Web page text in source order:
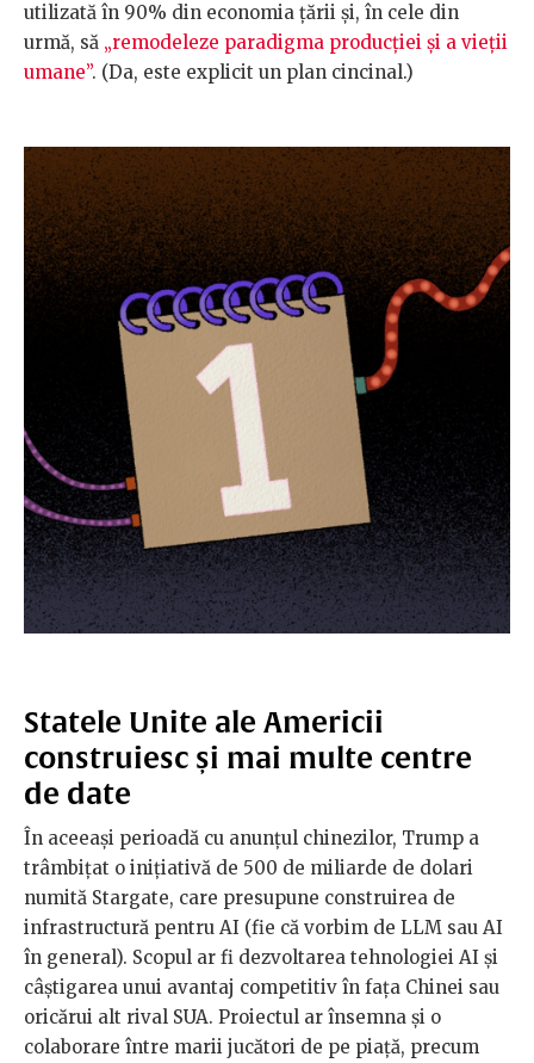
utilizată în 90% din economia țării și, în cele din
urmă, să „remodeleze paradigma producției și a vieții
umane”. (Da, este explicit un plan cincinal.)
Statele Unite ale Americii
construiesc și mai multe centre
de date
În aceeași perioadă cu anunțul chinezilor, Trump a
trâmbițat o inițiativă de 500 de miliarde de dolari
numită Stargate, care presupune construirea de
infrastructură pentru AI (fie că vorbim de LLM sau AI
în general). Scopul ar fi dezvoltarea tehnologiei AI și
câștigarea unui avantaj competitiv în fața Chinei sau
oricărui alt rival SUA. Proiectul ar însemna și o
colaborare între marii jucători de pe piață, precum